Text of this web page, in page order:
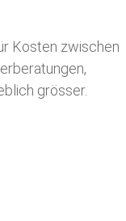
Kosten zwischen
grösser.